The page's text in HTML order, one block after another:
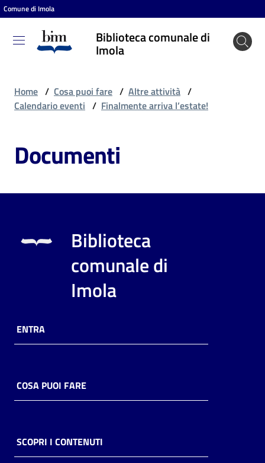
Vai al contenuto
Vai alla navigazione
Vai al footer
Comune di Imola
Biblioteca comunale di
Imola
Biblioteca
comunale
puoi
Risorse
online
Casa
Piani
Home / Cosa puoi fare / Altre attività /
Calendario eventi / Finalmente arriva l’estate!
Documenti
Biblioteca
comunale di
Imola
ENTRA
COSA PUOI FARE
SCOPRI I CONTENUTI